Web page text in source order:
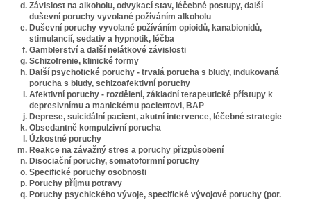
Závislost na alkoholu, odvykací stav, léčebné postupy, další
duševní poruchy vyvolané požíváním alkoholu
Duševní poruchy vyvolané požíváním opioidů, kanabionidů,
stimulancií, sedativ a hypnotik, léčba
Gamblerství a další nelátkové závislosti
Schizofrenie, klinické formy
Další psychotické poruchy - trvalá porucha s bludy, indukovaná
porucha s bludy, schizoafektivní poruchy
Afektivní poruchy - rozdělení, základní terapeutické přístupy k
depresivnímu a manickému pacientovi, BAP
Deprese, suicidální pacient, akutní intervence, léčebné strategie
Obsedantně kompulzivní porucha
Úzkostné poruchy
Reakce na závažný stres a poruchy přizpůsobení
Disociační poruchy, somatoformní poruchy
Specifické poruchy osobnosti
Poruchy příjmu potravy
Poruchy psychického vývoje, specifické vývojové poruchy (por.